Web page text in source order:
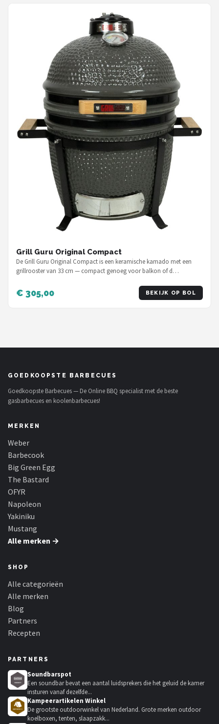
Grill Guru Original Compact
De Grill Guru Original Compact is een keramische kamado met een
grillrooster van 33 cm — compact genoeg voor balkon of d…
€ 305,00 BEKIJK OP BOL
GOEDKOOPSTE BARBECUES
Goedkoopste Barbecues — De Online BBQ specialist met de beste
gasbarbecues en koolenbarbecues!
MERKEN
Weber
Barbecook
Big Green Egg
The Bastard
OFYR
Napoleon
Yakiniku
Mustang
Alle merken →
SHOP
Alle categorieën
Alle merken
Blog
Partners
Recepten
PARTNERS
Soundbarspot
Een soundbar bevat een aantal luidsprekers die het geluid de kamer
insturen vanaf dezelfde...
Kampeerartikelen Winkel
De grootste outdoorwinkel van Nederland. Grote merken outdoor
koelboxen, tenten, slaapzakk...